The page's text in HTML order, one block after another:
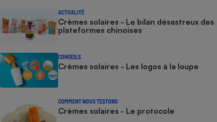
ACTUALITÉ
Crèmes solaires - Le bilan désastreux des
plateformes chinoises
CONSEILS
Crèmes solaires - Les logos à la loupe
COMMENT NOUS TESTONS
Crèmes solaires - Le protocole